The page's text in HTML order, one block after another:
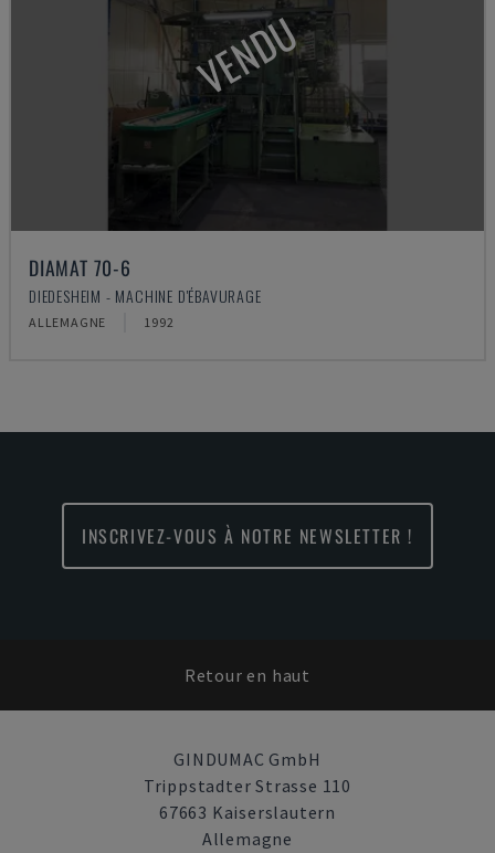
VENDU
DIAMAT 70-6
DIEDESHEIM - MACHINE D'ÉBAVURAGE
ALLEMAGNE 1992
INSCRIVEZ-VOUS À NOTRE NEWSLETTER !
Retour en haut
GINDUMAC GmbH
Trippstadter Strasse 110
67663 Kaiserslautern
Allemagne